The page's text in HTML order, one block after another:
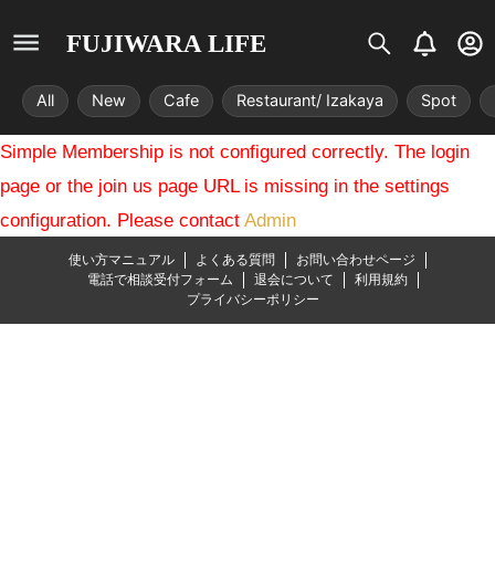
FUJIWARA LIFE
S
i
s
t
r
i
x
B
e
l
l
U
s
r
-
c
c
All New Cafe Restaurant/ Izakaya Spot
Simple Membership is not configured correctly. The login
page or the join us page URL is missing in the settings
configuration. Please contact Admin
使い方マニュアル よくある質問
お問い合わせページ
電話で相談受付フォーム
退会について
利用規約
プライバシーポリシー